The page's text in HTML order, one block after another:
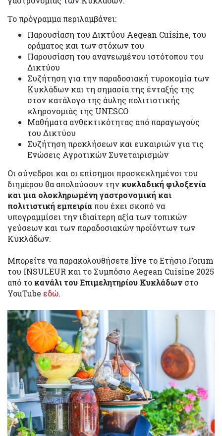
Το πρόγραμμα περιλαμβάνει:
Παρουσίαση του Δικτύου Aegean Cuisine, του
οράματος και των στόχων του
Παρουσίαση του ανανεωμένου ιστότοπου του
Δικτύου
Συζήτηση για την παραδοσιακή τυροκομία των
Κυκλάδων και τη σημασία της ένταξής της
στον κατάλογο της άυλης πολιτιστικής
κληρονομιάς της UNESCO
Μαθήματα ανθεκτικότητας από παραγωγούς
του Δικτύου
Συζήτηση προκλήσεων και ευκαιριών για τις
Ενώσεις Αγροτικών Συνεταιρισμών
Οι σύνεδροι και οι επίσημοι προσκεκλημένοι του
διημέρου θα απολαύσουν την κυκλαδική φιλοξενία
και μια ολοκληρωμένη γαστρονομική και
πολιτιστική εμπειρία που έχει σκοπό να
υπογραμμίσει την ιδιαίτερη αξία των τοπικών
γεύσεων και των παραδοσιακών προϊόντων των
Κυκλάδων.
Μπορείτε να παρακολουθήσετε live το Ετήσιο Forum
του INSULEUR και το Συμπόσιο Aegean Cuisine 2025
από το κανάλι του Επιμελητηρίου Κυκλάδων στο
YouTube εδώ.